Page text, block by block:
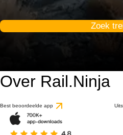
Zoek
Over Rail.Ninja
Best beoordeelde app